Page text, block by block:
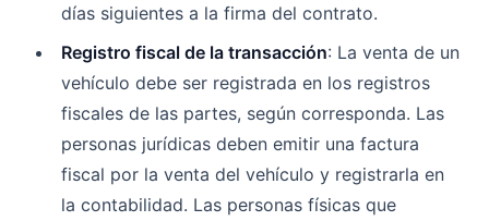
días siguientes a la firma del contrato.
Registro fiscal de la transacción: La venta de un
vehículo debe ser registrada en los registros
fiscales de las partes, según corresponda. Las
personas jurídicas deben emitir una factura
fiscal por la venta del vehículo y registrarla en
la contabilidad. Las personas físicas que